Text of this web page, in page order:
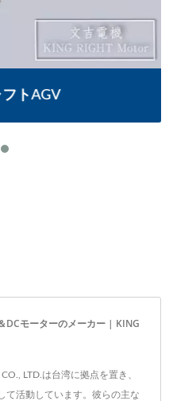
トAGV
DCモーターのメーカー | KING
LTD.は台湾に拠点を置き、
て活動しています。彼らの主な